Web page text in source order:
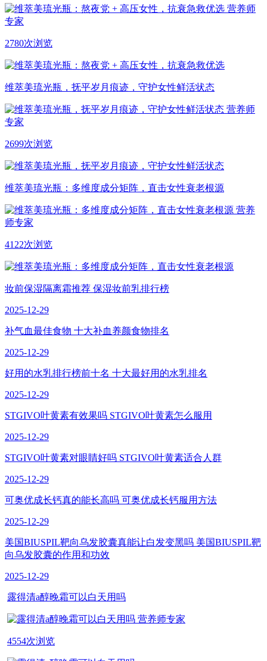
营养师
专家
2780次浏览
维萃美琉光瓶，抚平岁月痕迹，守护女性鲜活状态
营养师
专家
2699次浏览
维萃美琉光瓶：多维度成分矩阵，直击女性衰老根源
营养
师专家
4122次浏览
妆前保湿隔离霜推荐 保湿妆前乳排行榜
2025-12-29
补气血最佳食物 十大补血养颜食物排名
2025-12-29
好用的水乳排行榜前十名 十大最好用的水乳排名
2025-12-29
STGIVO叶黄素有效果吗 STGIVO叶黄素怎么服用
2025-12-29
STGIVO叶黄素对眼睛好吗 STGIVO叶黄素适合人群
2025-12-29
可奥优成长钙真的能长高吗 可奥优成长钙服用方法
2025-12-29
美国BIUSPIL靶向乌发胶囊真能让白发变黑吗 美国BIUSPIL靶
向乌发胶囊的作用和功效
2025-12-29
露得清a醇晚霜可以白天用吗
营养师专家
4554次浏览